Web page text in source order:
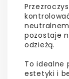
pozostaje
odzieżą.
To idealne
estetyki i